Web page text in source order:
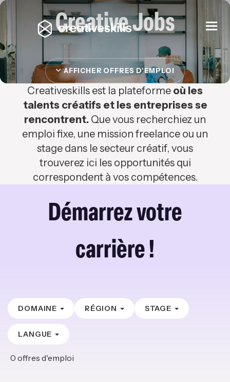
Creative Jobs
AFFICHER OFFRES D'EMPLOI
Creativeskills est la plateforme où les
talents créatifs et les entreprises se
rencontrent. Que vous recherchiez un
emploi fixe, une mission freelance ou un
stage dans le secteur créatif, vous
trouverez ici les opportunités qui
correspondent à vos compétences.
Démarrez votre
carrière !
DOMAINE RÉGION STAGE
LANGUE
0 offres d'emploi